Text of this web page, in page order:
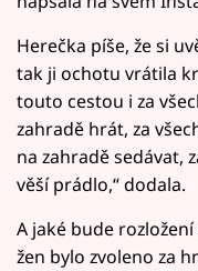
Herečka píše, že si
tak ji ochotu vrátila
touto cestou i za
zahradě hrát, za
na zahradě sedávat,
věší prádlo,“ dodala.
A jaké bude
žen bylo zvoleno za